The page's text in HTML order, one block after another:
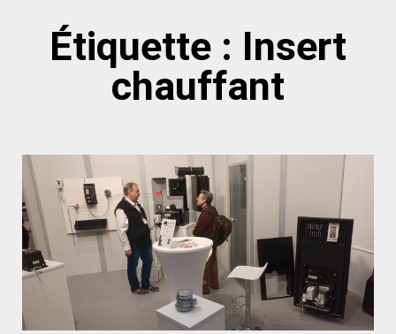
Étiquette : Insert
chauffant